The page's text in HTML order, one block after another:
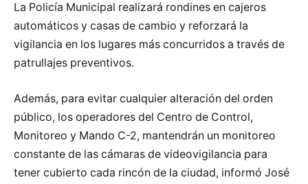
La Policía Municipal realizará rondines en cajeros
automáticos y casas de cambio y reforzará la
vigilancia en los lugares más concurridos a través de
patrullajes preventivos.
Además, para evitar cualquier alteración del orden
público, los operadores del Centro de Control,
Monitoreo y Mando C-2, mantendrán un monitoreo
constante de las cámaras de videovigilancia para
tener cubierto cada rincón de la ciudad, informó José